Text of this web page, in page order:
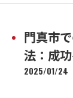
門真市
法：成
2025/01/24